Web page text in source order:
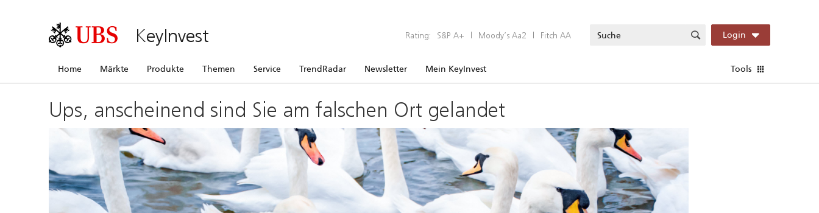
KeyInvest Rating: S&P A+ | Moody’s Aa2 | Fitch AA Login
Home Märkte Produkte Themen Service TrendRadar Newsletter Mein KeyInvest Tools
Ups, anscheinend sind Sie am falschen Ort gelandet